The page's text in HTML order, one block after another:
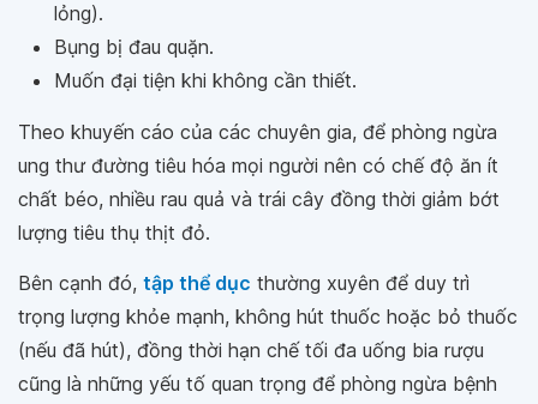
lỏng).
Bụng bị đau quặn.
Muốn đại tiện khi không cần thiết.
Theo khuyến cáo của các chuyên gia, để phòng ngừa
ung thư đường tiêu hóa mọi người nên có chế độ ăn ít
chất béo, nhiều rau quả và trái cây đồng thời giảm bớt
lượng tiêu thụ thịt đỏ.
Bên cạnh đó, tập thể dục thường xuyên để duy trì
trọng lượng khỏe mạnh, không hút thuốc hoặc bỏ thuốc
(nếu đã hút), đồng thời hạn chế tối đa uống bia rượu
cũng là những yếu tố quan trọng để phòng ngừa bệnh